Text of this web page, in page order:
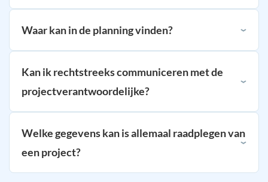
Waar kan in de planning vinden?
Kan ik rechtstreeks communiceren met de
projectverantwoordelijke?
Welke gegevens kan is allemaal raadplegen van
een project?